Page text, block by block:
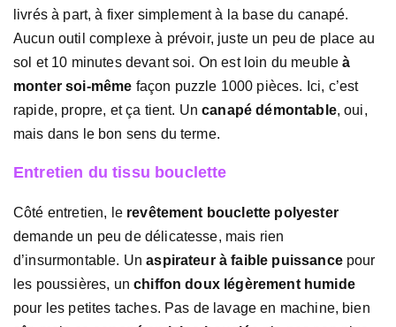
livrés à part, à fixer simplement à la base du canapé.
Aucun outil complexe à prévoir, juste un peu de place au
sol et 10 minutes devant soi. On est loin du meubleà
monter soi-même façon puzzle 1000 pièces. Ici, c’est
rapide, propre, et ça tient. Uncanapé démontable, oui,
mais dans le bon sens du terme.
Entretien du tissu bouclette
Côté entretien, le revêtement bouclette polyester
demande un peu de délicatesse, mais rien
d’insurmontable. Unaspirateur à faible puissancepour
les poussières, unchiffon doux légèrement humide
pour les petites taches. Pas de lavage en machine, bien